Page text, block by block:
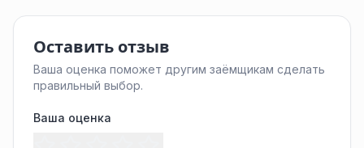
Оставить отзыв
Ваша оценка поможет другим заёмщикам сделать
правильный выбор.
Ваша оценка